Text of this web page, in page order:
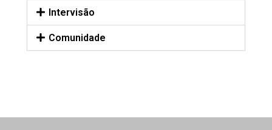
Intervisão
Comunidade